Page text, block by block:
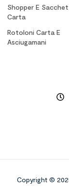
Shopper E
Carta
Rotoloni Carta E
Asciugamani
Copyright ©